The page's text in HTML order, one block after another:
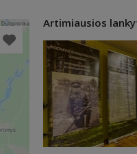
Artimiausios